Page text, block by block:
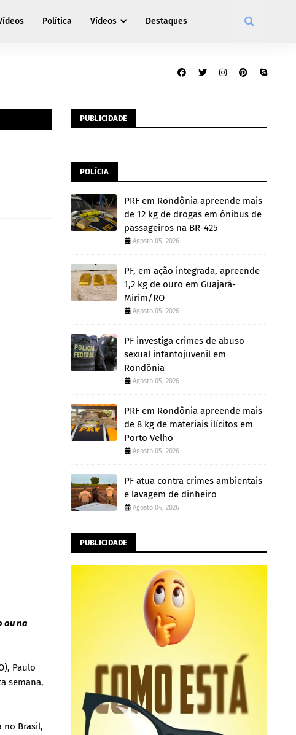
Política Vídeos Destaques
ou na
Paulo
semana,
no Brasil,
PUBLICIDADE
POLÍCIA
PRF em Rondônia apreende mais
de 12 kg de drogas em ônibus de
passageiros na BR-425
Agosto 05, 2026
PF, em ação integrada, apreende
1,2 kg de ouro em Guajará-
Mirim/RO
Agosto 05, 2026
PF investiga crimes de abuso
sexual infantojuvenil em
Rondônia
Agosto 05, 2026
PRF em Rondônia apreende mais
de 8 kg de materiais ilícitos em
Porto Velho
Agosto 05, 2026
PF atua contra crimes ambientais
e lavagem de dinheiro
Agosto 04, 2026
PUBLICIDADE